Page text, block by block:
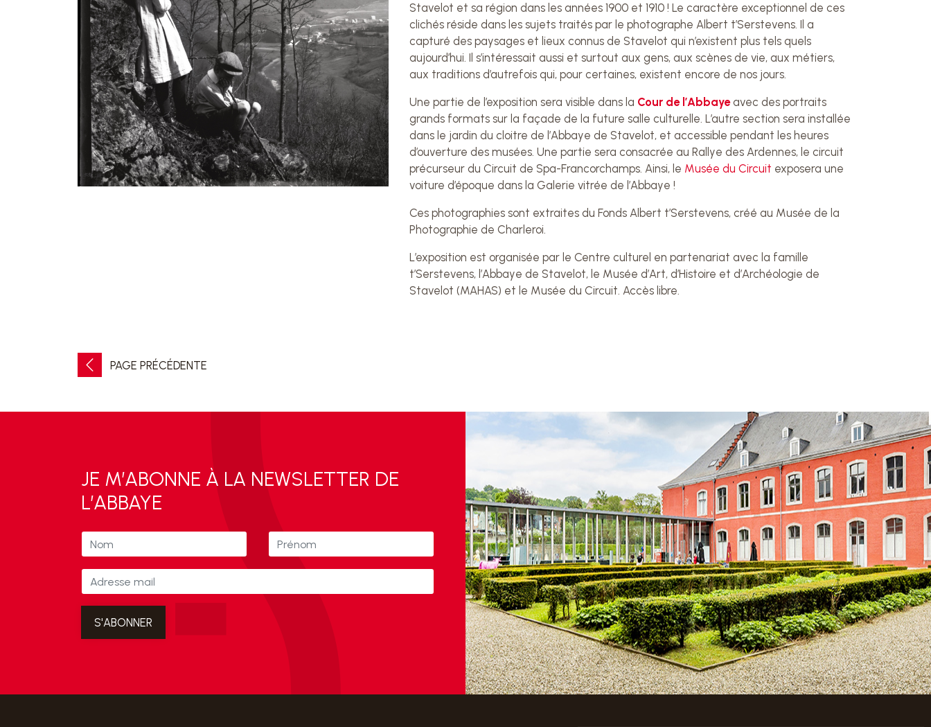
Stavelot et sa région dans les années 1900 et 1910 ! Le caractère exceptionnel de ces
clichés réside dans les sujets traités par le photographe Albert t’Serstevens. Il a
capturé des paysages et lieux connus de Stavelot qui n’existent plus tels quels
aujourd’hui. Il s’intéressait aussi et surtout aux gens, aux scènes de vie, aux métiers,
aux traditions d’autrefois qui, pour certaines, existent encore de nos jours.
Une partie de l’exposition sera visible dans la Cour de l’Abbayeavec des portraits
grands formats sur la façade de la future salle culturelle. L’autre section sera installée
dans le jardin du cloitre de l’Abbaye de Stavelot, et accessible pendant les heures
d’ouverture des musées. Une partie sera consacrée au Rallye des Ardennes, le circuit
précurseur du Circuit de Spa-Francorchamps. Ainsi, le Musée du Circuit exposera une
voiture d’époque dans la Galerie vitrée de l’Abbaye !
Ces photographies sont extraites du Fonds Albert t’Serstevens, créé au Musée de la
Photographie de Charleroi.
L’exposition est organisée par le Centre culturel en partenariat avec la famille
t’Serstevens, l’Abbaye de Stavelot, le Musée d’Art, d’Histoire et d’Archéologie de
Stavelot (MAHAS) et le Musée du Circuit. Accès libre.
PAGE PRÉCÉDENTE
JE M’ABONNE À LA NEWSLETTER DE
L’ABBAYE